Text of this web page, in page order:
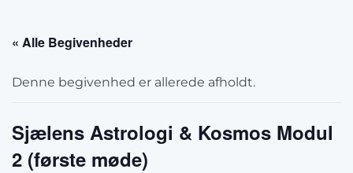
« Alle Begivenheder
Denne begivenhed er allerede afholdt.
Sjælens Astrologi & Kosmos Modul
2 (første møde)